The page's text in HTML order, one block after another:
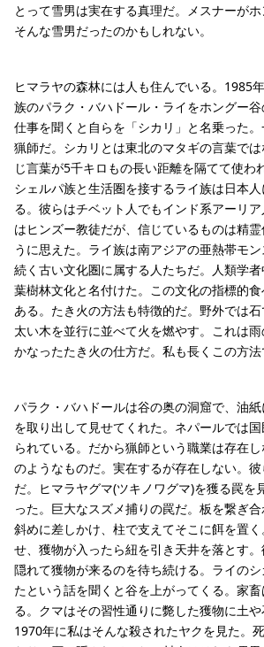
とって雪男は実在する真理だ。メスナーが
そんな雪男だったのかもしれない。
ヒマラヤの森林には人も住んでいる。1985
族のパラク・バハドール・ライをホングー谷
仕事を聞くと自らを「シカリ」と名乗った。
猟師だ。シカリとは東北のマタギの言葉で
じ言葉が5千キロもの長い距離を隔てて使わ
シェルパ族と生活圏を接するライ族は日本
る。彼らはチベット人でもインド系アーリ
はヒンズー教徒だが、信じているものは精
うに思えた。ライ族は南アジアの亜熱帯モ
続く古い文化圏に属する人たちだ。人類学
葉樹林文化と名付けた。この文化の指標的
ある。たき火の方法も特徴的だ。野外では
太い木を並行に並べて火を燃やす。これは
かなったたき火の仕方だ。私も長くこの方法
パラク・バハドールは谷の奥の洞窟で、油
を取り出して見せてくれた。ネパールでは
られている。だから猟師という職業は存在
のようなものだ。実在するが存在しない。
だ。ヒマラヤグマ(ツキノワグマ)を獲る罠を
った。巨大なスズメ捕りの罠だ。板を繋ぎ
斜めに差しかけ、柱で支えてそこに餌を置
せ、獲物が入ったら紐を引き天井を落とす
隠れて獲物が来るのを待ち続ける。ライの
たという話を聞くと谷を上がってくる。家
る。クマはその習性通りに斃した獲物に土や
1970年に私はそんな殺されたヤクを見た。